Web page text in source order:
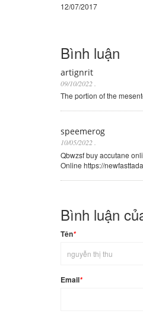
12/07/2017
Bình luận
artignrit
09/10/2022
The portion of the
speemerog
10/05/2022
Qbwzsf buy accutane
Online https://
Bình luận
Tên*
Email*